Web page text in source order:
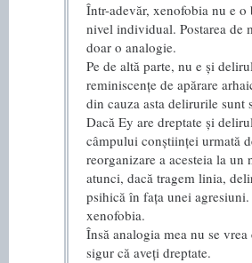
Într-adevăr, xenofobia nu e o
nivel individual. Postarea de
doar o analogie.
Pe de altă parte, nu e și
reminiscențe de apărare
din cauza asta delirurile sunt
Dacă Ey are dreptate și
câmpului conștiinței urmată
reorganizare a acesteia la un
atunci, dacă tragem linia,
psihică în fața unei
xenofobia.
Însă analogia mea nu se
sigur că aveți dreptate.